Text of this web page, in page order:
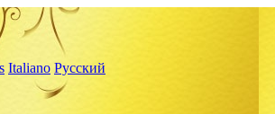
Italiano Русский